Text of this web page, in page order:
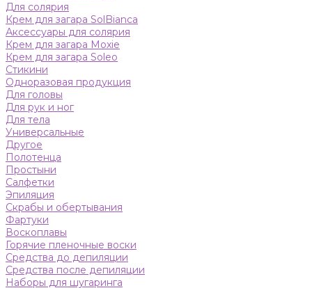
Для солярия
Крем для загара SolBianca
Аксессуары для солярия
Крем для загара Moxie
Крем для загара Soleo
Стикини
Одноразовая продукция
Для головы
Для рук и ног
Для тела
Универсальные
Другое
Полотенца
Простыни
Салфетки
Эпиляция
Скрабы и обертывания
Фартуки
Воскоплавы
Горячие пленочные воски
Средства до депиляции
Средства после депиляции
Наборы для шугаринга